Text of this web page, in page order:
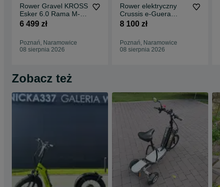
Rower Gravel KROSS
Esker 6.0 Rama M-
19" Raty 0%
6 499 zł
Poznań, Naramowice
08 sierpnia 2026
Rower elektryczny
Crussis e-Guera
7.10-(522 Wh) (19)
8 100 zł
Poznań, Naramowice
08 sierpnia 2026
Zobacz też